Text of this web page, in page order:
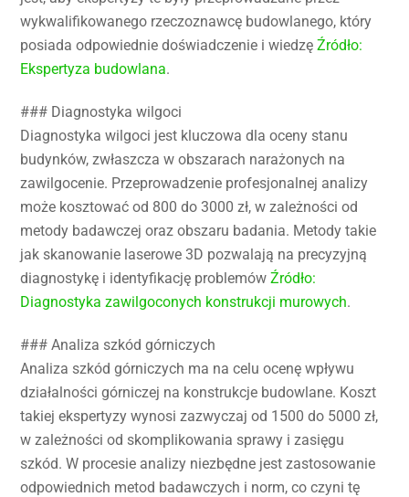
wykwalifikowanego rzeczoznawcę budowlanego, który
posiada odpowiednie doświadczenie i wiedzęŹródło:
Ekspertyza budowlana.
### Diagnostyka wilgoci
Diagnostyka wilgoci jest kluczowa dla oceny stanu
budynków, zwłaszcza w obszarach narażonych na
zawilgocenie. Przeprowadzenie profesjonalnej analizy
może kosztować od 800 do 3000 zł, w zależności od
metody badawczej oraz obszaru badania. Metody takie
jak skanowanie laserowe 3D pozwalają na precyzyjną
diagnostykę i identyfikację problemówŹródło:
Diagnostyka zawilgoconych konstrukcji murowych.
### Analiza szkód górniczych
Analiza szkód górniczych ma na celu ocenę wpływu
działalności górniczej na konstrukcje budowlane. Koszt
takiej ekspertyzy wynosi zazwyczaj od 1500 do 5000 zł,
w zależności od skomplikowania sprawy i zasięgu
szkód. W procesie analizy niezbędne jest zastosowanie
odpowiednich metod badawczych i norm, co czyni tę